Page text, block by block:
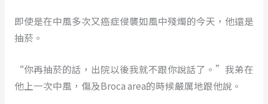
即使是在中風多次又癌症侵襲如風中殘燭的今天，他還是
抽菸。
“你再抽菸的話，出院以後我就不跟你說話了。”我弟在
他上一次中風，傷及Broca area的時候嚴厲地跟他說。